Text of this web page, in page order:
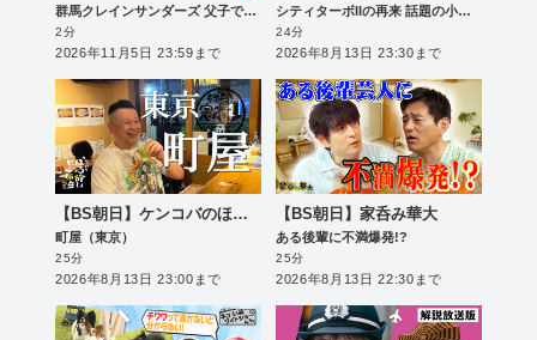
群馬クレインサンダーズ 父子で特別体験「父の日の思い出プロデュース」
2分
2026年11月5日 23:59まで
シティターボIIの再来 話題の小型EV Super-ONE
24分
2026年8月13日 23:30まで
【BS朝日】ケンコバのほろ酔いビジホ泊 全国版
町屋（東京）
25分
2026年8月13日 23:00まで
【BS朝日】家呑み華大
ある後輩に不満爆発!?
25分
2026年8月13日 22:30まで